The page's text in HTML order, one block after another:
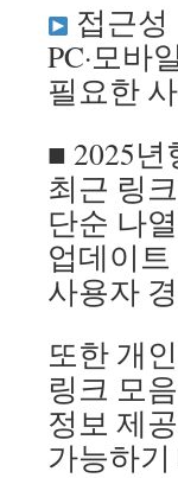
접근성
PC·모바
필요한
■ 2025
최근 링
단순 나
업데이
사용자
또한 개
링크 모
정보 제
가능하